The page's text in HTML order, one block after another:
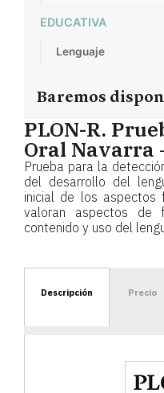
EDUCATIVA
Lenguaje
Baremos
PLON-R.
Oral Navarra
Prueba para la
del desarrollo del
inicial de los aspectos
valoran aspectos de
contenido y uso del
Descripción Precio